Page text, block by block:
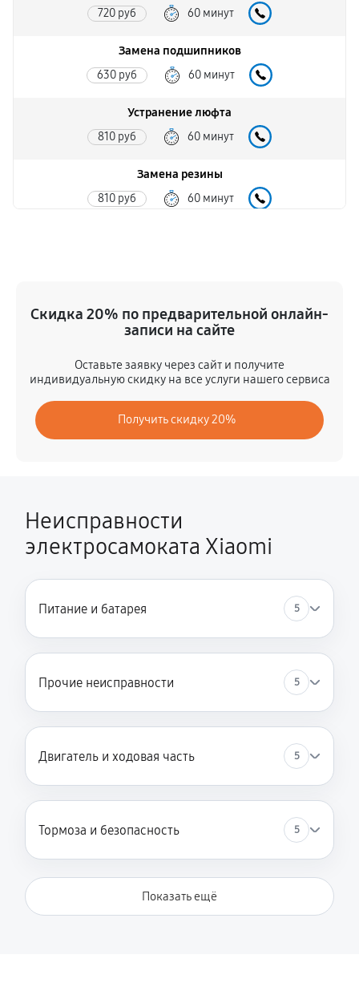
720 руб 60 минут
Замена подшипников
630 руб 60 минут
Устранение люфта
810 руб 60 минут
Замена резины
810 руб 60 минут
360 руб 60 минут
Замена аккумулятора
450 руб 60 минут
Замена корпуса
Гидроизоляция
Замена подсветки
Восстановление после попадания влаги
1530 руб
Замена элемента освещения
360 руб 60 минут
Скидка 20% по предварительной онлайн-
записи на сайте
Оставьте заявку через сайт и получите
индивидуальную скидку на все услуги нашего сервиса
Получить скидку 20%
Неисправности
электросамоката Xiaomi
Питание и батарея 5
Прочие неисправности 5
Двигатель и ходовая часть 5
Тормоза и безопасность 5
Показать ещё